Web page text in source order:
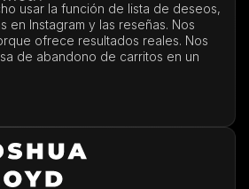
usar la función de lista de deseos,
en Instagram y las reseñas. Nos
ofrece resultados reales. Nos
de abandono de carritos en un